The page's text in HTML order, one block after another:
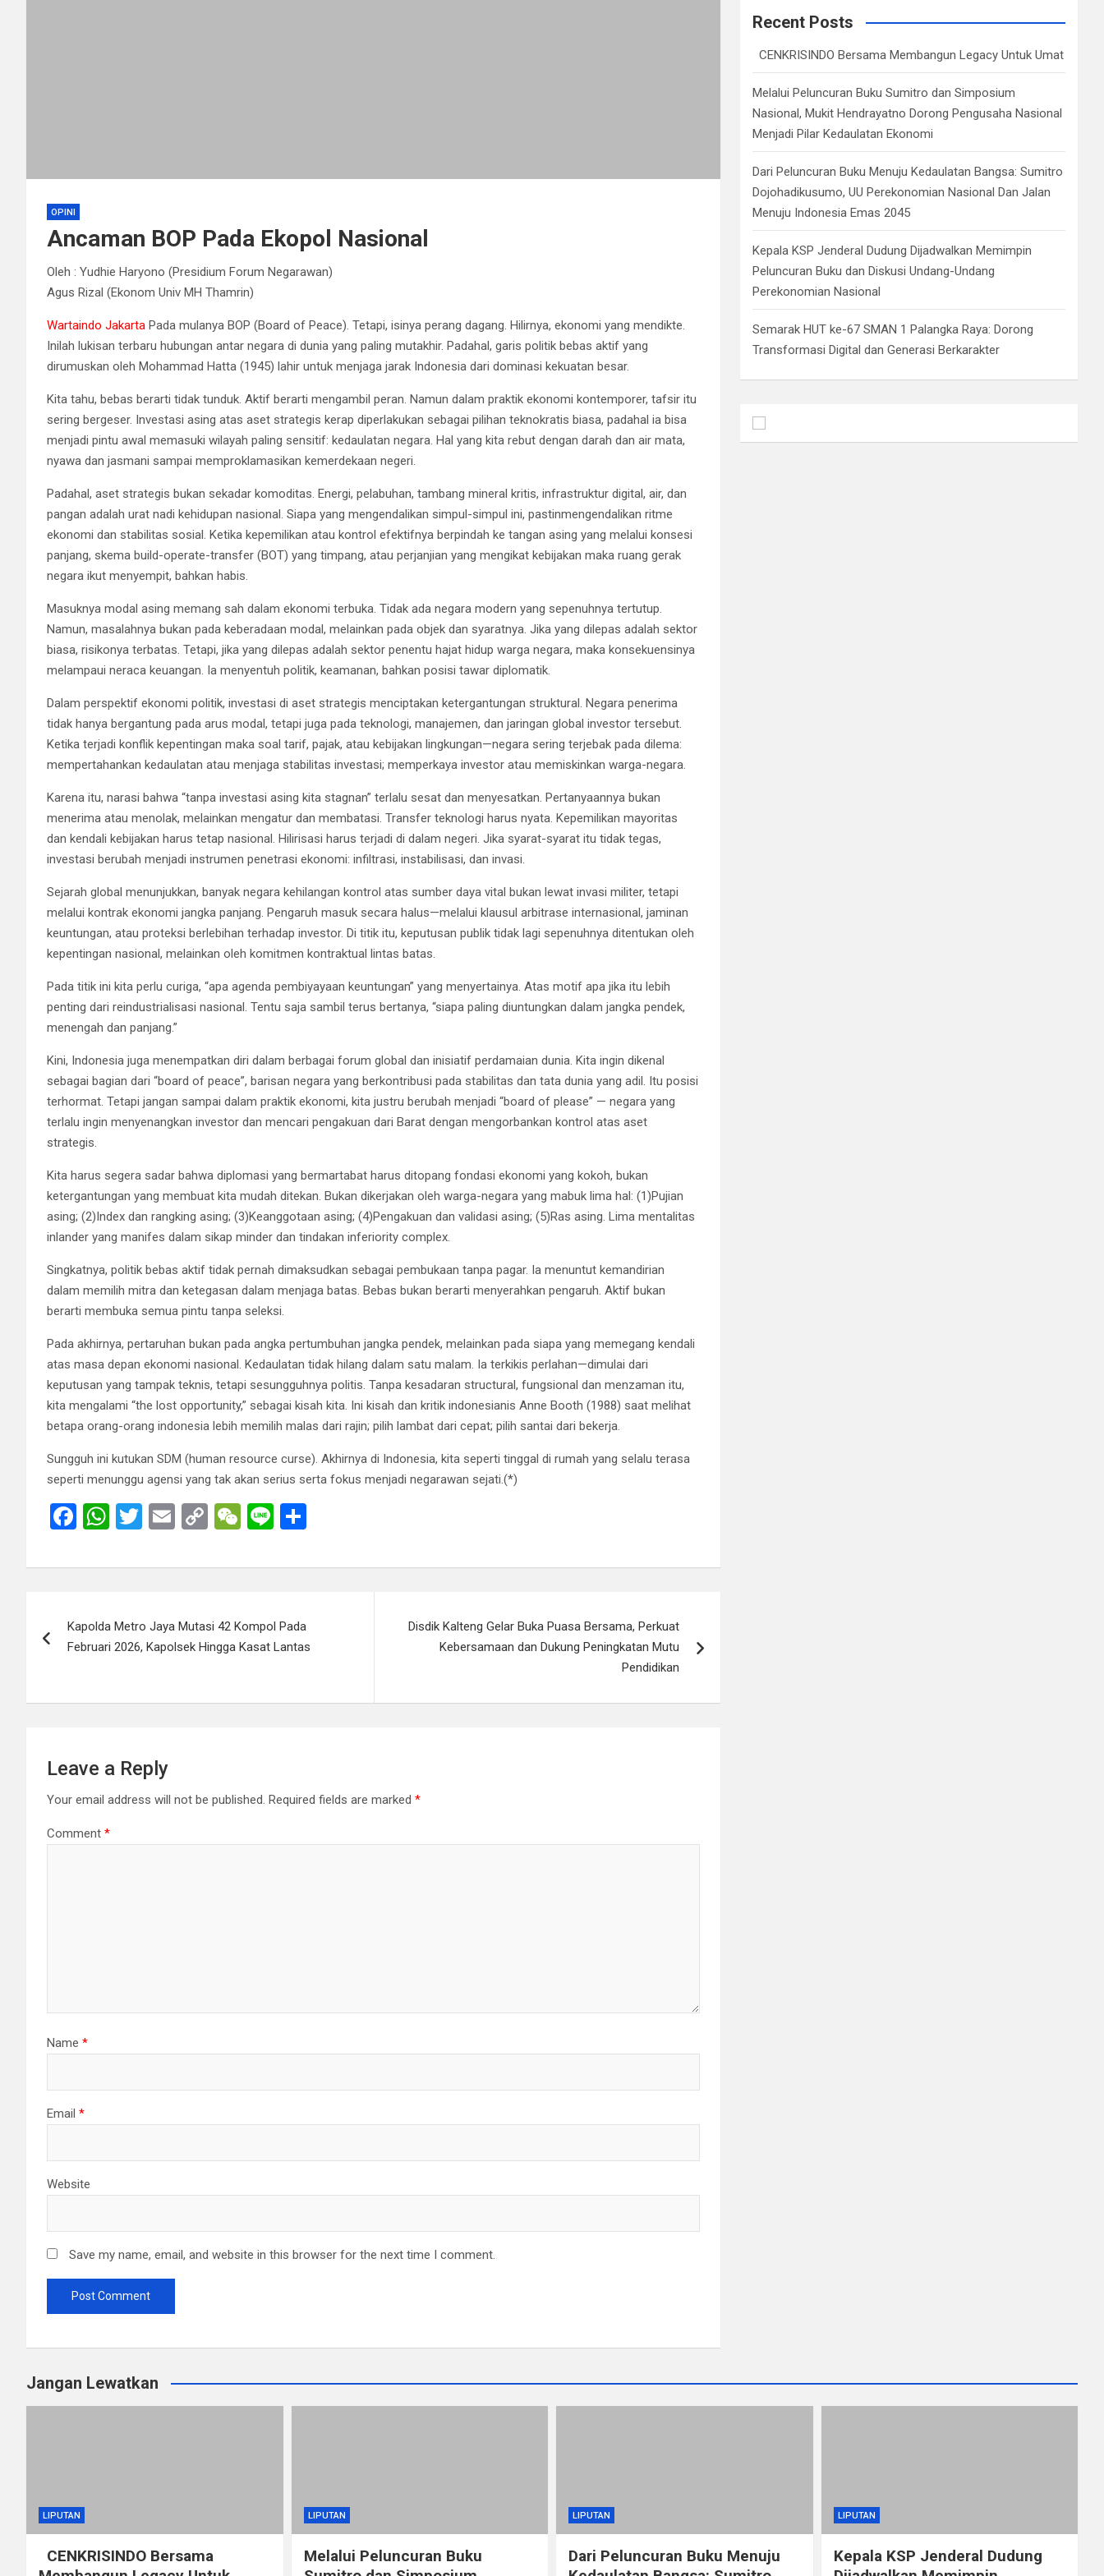
OPINI
Ancaman BOP Pada Ekopol Nasional
Oleh : Yudhie Haryono (Presidium Forum Negarawan)
Agus Rizal (Ekonom Univ MH Thamrin)
Wartaindo Jakarta Pada mulanya BOP (Board of Peace). Tetapi, isinya perang dagang. Hilirnya, ekonomi yang mendikte.
Inilah lukisan terbaru hubungan antar negara di dunia yang paling mutakhir. Padahal, garis politik bebas aktif yang
dirumuskan oleh Mohammad Hatta (1945) lahir untuk menjaga jarak Indonesia dari dominasi kekuatan besar.
Kita tahu, bebas berarti tidak tunduk. Aktif berarti mengambil peran. Namun dalam praktik ekonomi kontemporer, tafsir itu
sering bergeser. Investasi asing atas aset strategis kerap diperlakukan sebagai pilihan teknokratis biasa, padahal ia bisa
menjadi pintu awal memasuki wilayah paling sensitif: kedaulatan negara. Hal yang kita rebut dengan darah dan air mata,
nyawa dan jasmani sampai memproklamasikan kemerdekaan negeri.
Padahal, aset strategis bukan sekadar komoditas. Energi, pelabuhan, tambang mineral kritis, infrastruktur digital, air, dan
pangan adalah urat nadi kehidupan nasional. Siapa yang mengendalikan simpul-simpul ini, pastinmengendalikan ritme
ekonomi dan stabilitas sosial. Ketika kepemilikan atau kontrol efektifnya berpindah ke tangan asing yang melalui konsesi
panjang, skema build-operate-transfer (BOT) yang timpang, atau perjanjian yang mengikat kebijakan maka ruang gerak
negara ikut menyempit, bahkan habis.
Masuknya modal asing memang sah dalam ekonomi terbuka. Tidak ada negara modern yang sepenuhnya tertutup.
Namun, masalahnya bukan pada keberadaan modal, melainkan pada objek dan syaratnya. Jika yang dilepas adalah sektor
biasa, risikonya terbatas. Tetapi, jika yang dilepas adalah sektor penentu hajat hidup warga negara, maka konsekuensinya
melampaui neraca keuangan. Ia menyentuh politik, keamanan, bahkan posisi tawar diplomatik.
Dalam perspektif ekonomi politik, investasi di aset strategis menciptakan ketergantungan struktural. Negara penerima
tidak hanya bergantung pada arus modal, tetapi juga pada teknologi, manajemen, dan jaringan global investor tersebut.
Ketika terjadi konflik kepentingan maka soal tarif, pajak, atau kebijakan lingkungan—negara sering terjebak pada dilema:
mempertahankan kedaulatan atau menjaga stabilitas investasi; memperkaya investor atau memiskinkan warga-negara.
Karena itu, narasi bahwa “tanpa investasi asing kita stagnan” terlalu sesat dan menyesatkan. Pertanyaannya bukan
menerima atau menolak, melainkan mengatur dan membatasi. Transfer teknologi harus nyata. Kepemilikan mayoritas
dan kendali kebijakan harus tetap nasional. Hilirisasi harus terjadi di dalam negeri. Jika syarat-syarat itu tidak tegas,
investasi berubah menjadi instrumen penetrasi ekonomi: infiltrasi, instabilisasi, dan invasi.
Sejarah global menunjukkan, banyak negara kehilangan kontrol atas sumber daya vital bukan lewat invasi militer, tetapi
melalui kontrak ekonomi jangka panjang. Pengaruh masuk secara halus—melalui klausul arbitrase internasional, jaminan
keuntungan, atau proteksi berlebihan terhadap investor. Di titik itu, keputusan publik tidak lagi sepenuhnya ditentukan oleh
kepentingan nasional, melainkan oleh komitmen kontraktual lintas batas.
Pada titik ini kita perlu curiga, “apa agenda pembiyayaan keuntungan” yang menyertainya. Atas motif apa jika itu lebih
penting dari reindustrialisasi nasional. Tentu saja sambil terus bertanya, “siapa paling diuntungkan dalam jangka pendek,
menengah dan panjang.”
Kini, Indonesia juga menempatkan diri dalam berbagai forum global dan inisiatif perdamaian dunia. Kita ingin dikenal
sebagai bagian dari “board of peace”, barisan negara yang berkontribusi pada stabilitas dan tata dunia yang adil. Itu posisi
terhormat. Tetapi jangan sampai dalam praktik ekonomi, kita justru berubah menjadi “board of please” — negara yang
terlalu ingin menyenangkan investor dan mencari pengakuan dari Barat dengan mengorbankan kontrol atas aset
strategis.
Kita harus segera sadar bahwa diplomasi yang bermartabat harus ditopang fondasi ekonomi yang kokoh, bukan
ketergantungan yang membuat kita mudah ditekan. Bukan dikerjakan oleh warga-negara yang mabuk lima hal: (1)Pujian
asing; (2)Index dan rangking asing; (3)Keanggotaan asing; (4)Pengakuan dan validasi asing; (5)Ras asing. Lima mentalitas
inlander yang manifes dalam sikap minder dan tindakan inferiority complex.
Singkatnya, politik bebas aktif tidak pernah dimaksudkan sebagai pembukaan tanpa pagar. Ia menuntut kemandirian
dalam memilih mitra dan ketegasan dalam menjaga batas. Bebas bukan berarti menyerahkan pengaruh. Aktif bukan
berarti membuka semua pintu tanpa seleksi.
Pada akhirnya, pertaruhan bukan pada angka pertumbuhan jangka pendek, melainkan pada siapa yang memegang kendali
atas masa depan ekonomi nasional. Kedaulatan tidak hilang dalam satu malam. Ia terkikis perlahan—dimulai dari
keputusan yang tampak teknis, tetapi sesungguhnya politis. Tanpa kesadaran structural, fungsional dan menzaman itu,
kita mengalami “the lost opportunity,” sebagai kisah kita. Ini kisah dan kritik indonesianis Anne Booth (1988) saat melihat
betapa orang-orang indonesia lebih memilih malas dari rajin; pilih lambat dari cepat; pilih santai dari bekerja.
Sungguh ini kutukan SDM (human resource curse). Akhirnya di Indonesia, kita seperti tinggal di rumah yang selalu terasa
seperti menunggu agensi yang tak akan serius serta fokus menjadi negarawan sejati.(*)
F
ce
o
o
W
at
A
p
T
tt
E
ail
C
py
n
k
W
C
at
Li
e
ar
navigation
Kapolda Metro Jaya Mutasi 42 Kompol Pada
Februari 2026, Kapolsek Hingga Kasat Lantas
Disdik Kalteng Gelar Buka Puasa Bersama, Perkuat
Kebersamaan dan Dukung Peningkatan Mutu
Pendidikan
Leave a Reply
Your email address will not be published. Required fields are marked *
Comment *
Name *
Email *
Website
Save my name, email, and website in this browser for the next time I comment.
c
Recent Posts
CENKRISINDO Bersama Membangun Legacy Untuk Umat
Melalui Peluncuran Buku Sumitro dan Simposium
Nasional, Mukit Hendrayatno Dorong Pengusaha Nasional
Menjadi Pilar Kedaulatan Ekonomi
Dari Peluncuran Buku Menuju Kedaulatan Bangsa: Sumitro
Dojohadikusumo, UU Perekonomian Nasional Dan Jalan
Menuju Indonesia Emas 2045
Kepala KSP Jenderal Dudung Dijadwalkan Memimpin
Peluncuran Buku dan Diskusi Undang-Undang
Perekonomian Nasional
Semarak HUT ke-67 SMAN 1 Palangka Raya: Dorong
Transformasi Digital dan Generasi Berkarakter
Jangan Lewatkan
LIPUTAN
CENKRISINDO Bersama
LIPUTAN
Melalui Peluncuran Buku
LIPUTAN
Dari Peluncuran Buku Menuju
LIPUTAN
Kepala KSP Jenderal Dudung